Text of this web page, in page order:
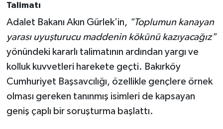
Talimatı
Adalet Bakanı Akın Gürlek’in, "Toplumun kanayan
yarası uyuşturucu maddenin kökünü kazıyacağız"
yönündeki kararlı talimatının ardından yargı ve
kolluk kuvvetleri harekete geçti. Bakırköy
Cumhuriyet Başsavcılığı, özellikle gençlere örnek
olması gereken tanınmış isimleri de kapsayan
geniş çaplı bir soruşturma başlattı.